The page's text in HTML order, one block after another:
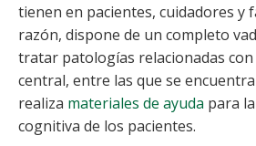
tienen en pacientes, cuidadores y
razón, dispone de un completo
tratar patologías relacionadas
central, entre las que se
realiza materiales de ayuda para
cognitiva de los pacientes.